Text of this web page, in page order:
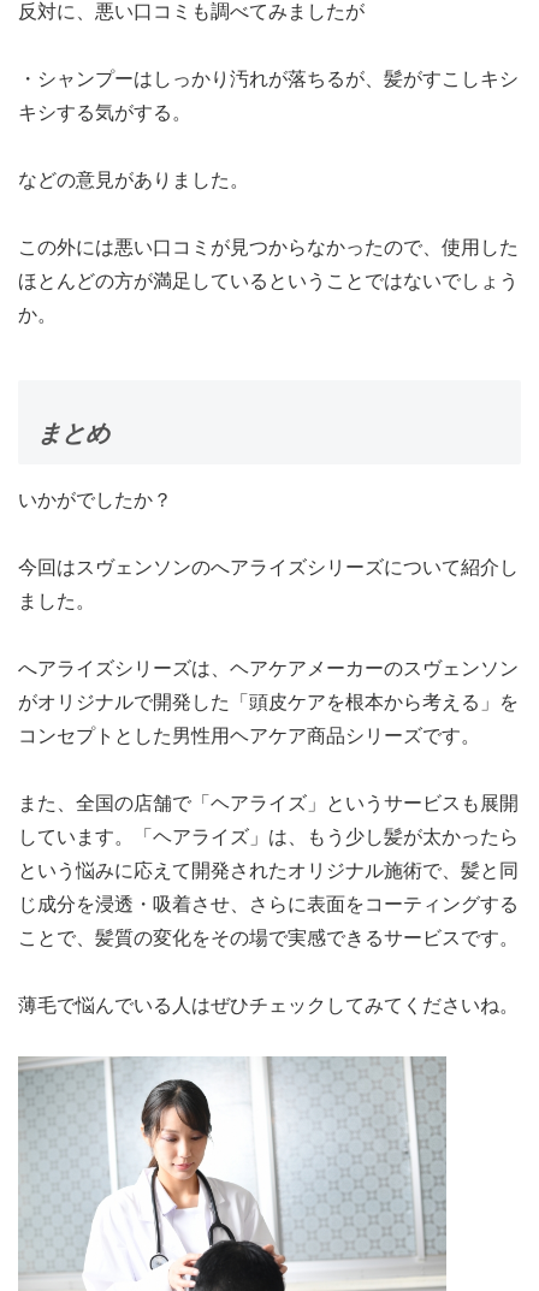
反対に、悪い口コミも調べてみましたが
・シャンプーはしっかり汚れが落ちるが、髪がすこしキシ
キシする気がする。
などの意見がありました。
この外には悪い口コミが見つからなかったので、使用した
ほとんどの方が満足しているということではないでしょう
か。
まとめ
いかがでしたか？
今回はスヴェンソンのへアライズシリーズについて紹介し
ました。
へアライズシリーズは、ヘアケアメーカーのスヴェンソン
がオリジナルで開発した「頭皮ケアを根本から考える」を
コンセプトとした男性用ヘアケア商品シリーズです。
また、全国の店舗で「ヘアライズ」というサービスも展開
しています。「ヘアライズ」は、もう少し髪が太かったら
という悩みに応えて開発されたオリジナル施術で、髪と同
じ成分を浸透・吸着させ、さらに表面をコーティングする
ことで、髪質の変化をその場で実感できるサービスです。
薄毛で悩んでいる人はぜひチェックしてみてくださいね。